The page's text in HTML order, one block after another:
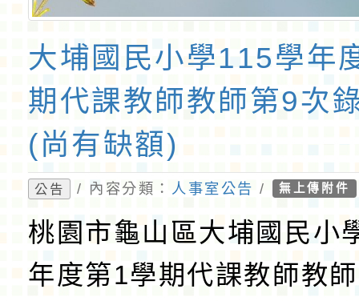
大埔國民小學115學年
期代課教師教師第9次
(尚有缺額)
公告 / 內容分類： 人事室公告 / 無上傳附件
桃園市龜山區大埔國民小
年度第1學期代課教師教